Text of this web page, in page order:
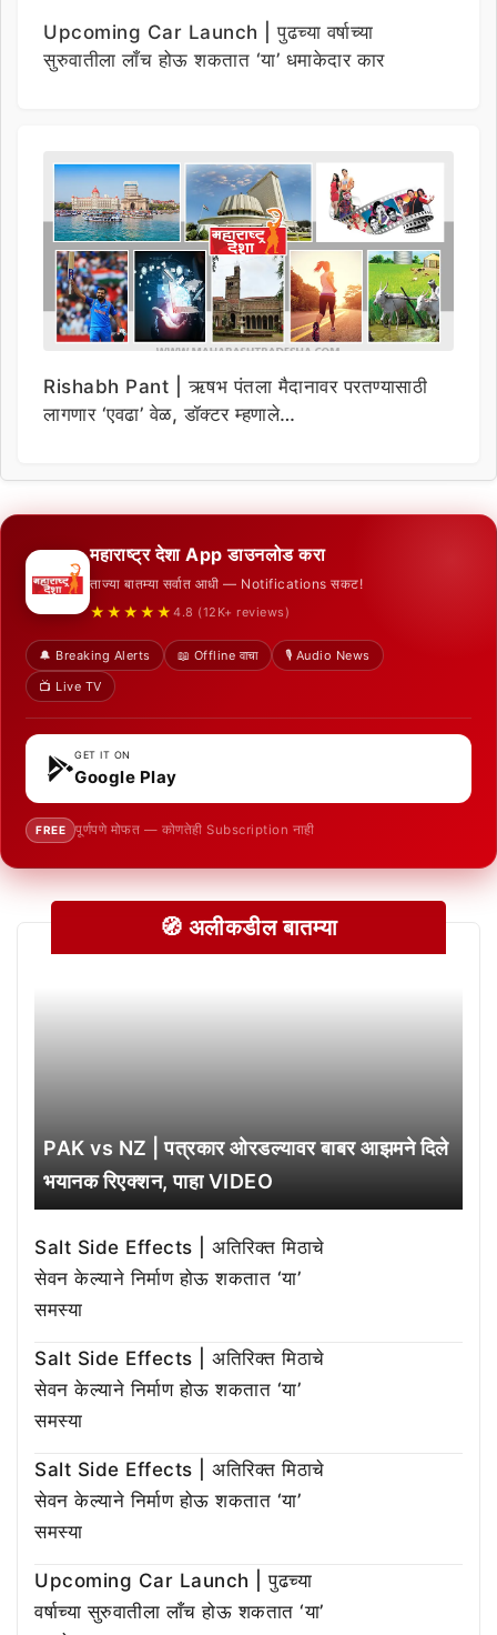
Upcoming Car Launch | पुढच्या वर्षाच्या
सुरुवातीला लाँच होऊ शकतात ‘या’ धमाकेदार कार
Rishabh Pant | ऋषभ पंतला मैदानावर परतण्यासाठी
लागणार ‘एवढा’ वेळ, डॉक्टर म्हणाले…
महाराष्ट्र देशा App डाउनलोड करा
ताज्या बातम्या सर्वात आधी — Notifications सकट!
★★★★★ 4.8 (12K+ reviews)
🔔 Breaking Alerts 📖 Offline वाचा
🎙️ Audio News
📺 Live TV
GET IT ON
Google Play
FREE पूर्णपणे मोफत — कोणतेही Subscription नाही
🧭 अलीकडील बातम्या
PAK vs NZ | पत्रकार ओरडल्यावर बाबर आझमने दिले
भयानक रिएक्शन, पाहा VIDEO
Salt Side Effects | अतिरिक्त मिठाचे
सेवन केल्याने निर्माण होऊ शकतात ‘या’
समस्या
Salt Side Effects | अतिरिक्त मिठाचे
सेवन केल्याने निर्माण होऊ शकतात ‘या’
समस्या
Salt Side Effects | अतिरिक्त मिठाचे
सेवन केल्याने निर्माण होऊ शकतात ‘या’
समस्या
Upcoming Car Launch | पुढच्या
वर्षाच्या सुरुवातीला लाँच होऊ शकतात ‘या’